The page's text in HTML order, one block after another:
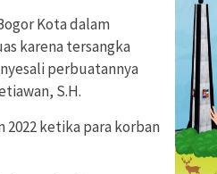
Kota dalam
karena tersangka
perbuatannya
S.H.
ketika para korban